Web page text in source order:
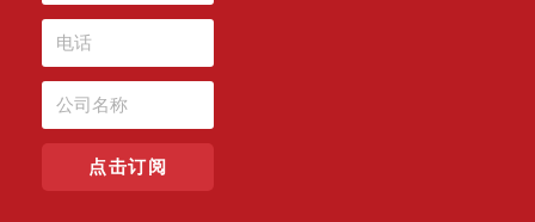
点击订阅